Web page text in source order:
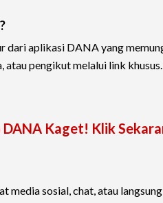
dari aplikasi DANA yang
atau pengikut melalui link khusus.
Kaget! Klik
media sosial, chat, atau